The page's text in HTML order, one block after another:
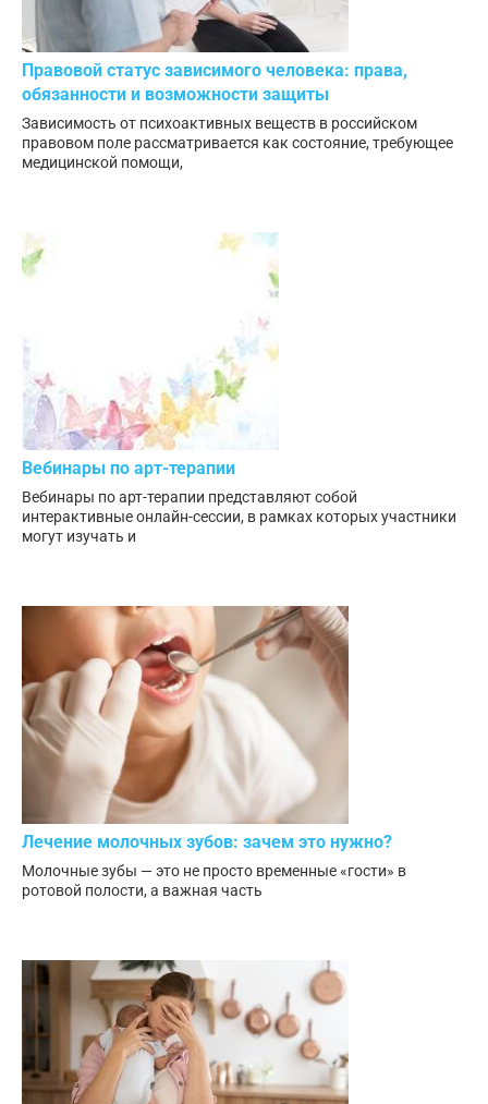
Правовой статус зависимого человека: права,
обязанности и возможности защиты
Зависимость от психоактивных веществ в российском
правовом поле рассматривается как состояние, требующее
медицинской помощи,
Вебинары по арт-терапии
Вебинары по арт-терапии представляют собой
интерактивные онлайн-сессии, в рамках которых участники
могут изучать и
Лечение молочных зубов: зачем это нужно?
Молочные зубы — это не просто временные «гости» в
ротовой полости, а важная часть